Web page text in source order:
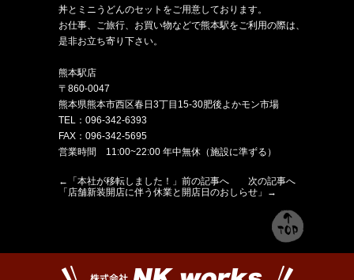
丼とミニうどんのセットをご用意しております。
お仕事、ご旅行、お買い物などで熊本駅をご利用の際は、
是非お立ち寄り下さい。
熊本駅店
〒860-0047
熊本県熊本市西区春日3丁目15-30肥後よかモン市場
TEL：096-342-6393
FAX：096-342-5695
営業時間 11:00~22:00 年中無休（施設に準ずる）
←「 本社が移転しました！
」前の記事へ 次の記事へ
「 店舗新装開店に伴う休業と開店日のおしらせ 」→